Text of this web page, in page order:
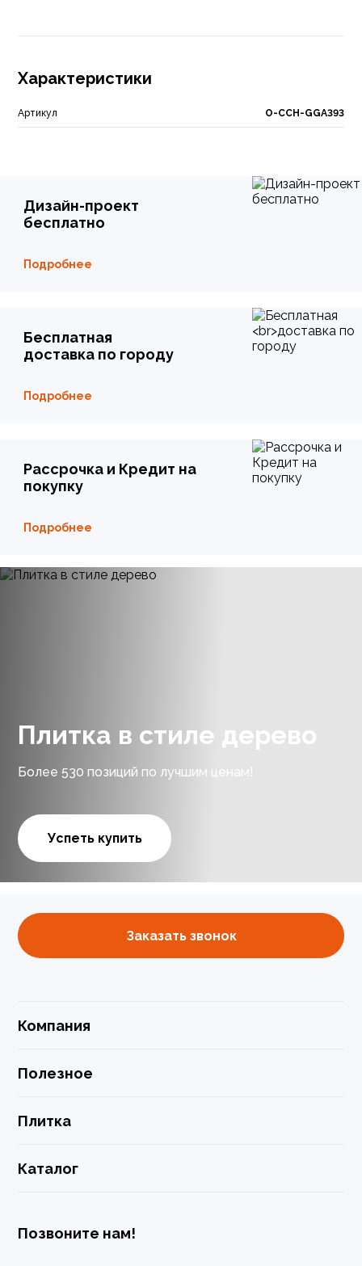
Характеристики
Артикул O-CCH-GGA393
Дизайн-проект
бесплатно
Подробнее
Бесплатная
доставка по городу
Подробнее
Рассрочка и Кредит на
покупку
Подробнее
Плитка в стиле дерево
Успеть купить
Более 530 позиций по лучшим ценам!
Заказать звонок
Компания
Полезное
Плитка
Каталог
Позвоните нам!